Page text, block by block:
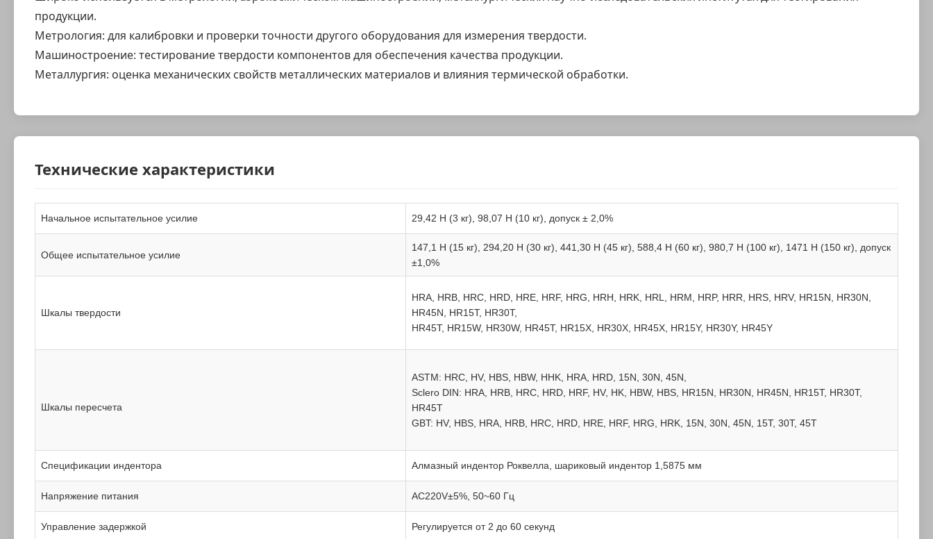
продукции.
Метрология: для калибровки и проверки точности другого оборудования для измерения твердости.
Машиностроение: тестирование твердости компонентов для обеспечения качества продукции.
Металлургия: оценка механических свойств металлических материалов и влияния термической обработки.
Технические характеристики
Начальное испытательное усилие 29,42 Н (3 кг), 98,07 Н (10 кг), допуск ± 2,0%
Общее испытательное усилие
147,1 Н (15 кг), 294,20 Н (30 кг), 441,30 Н (45 кг), 588,4 Н (60 кг), 980,7 Н (100 кг), 1471 Н (150 кг), допуск
±1,0%
Шкалы твердости
HRA, HRB, HRC, HRD, HRE, HRF, HRG, HRH, HRK, HRL, HRM, HRP, HRR, HRS, HRV, HR15N, HR30N,
HR45N, HR15T, HR30T,
HR45T, HR15W, HR30W, HR45T, HR15X, HR30X, HR45X, HR15Y, HR30Y, HR45Y
Шкалы пересчета
ASTM: HRC, HV, HBS, HBW, HHK, HRA, HRD, 15N, 30N, 45N,
Sclero DIN: HRA, HRB, HRC, HRD, HRF, HV, HK, HBW, HBS, HR15N, HR30N, HR45N, HR15T, HR30T,
HR45T
GBT: HV, HBS, HRA, HRB, HRC, HRD, HRE, HRF, HRG, HRK, 15N, 30N, 45N, 15T, 30T, 45T
Спецификации индентора Алмазный индентор Роквелла, шариковый индентор 1,5875 мм
Напряжение питания AC220V±5%, 50~60 Гц
Управление задержкой Регулируется от 2 до 60 секунд